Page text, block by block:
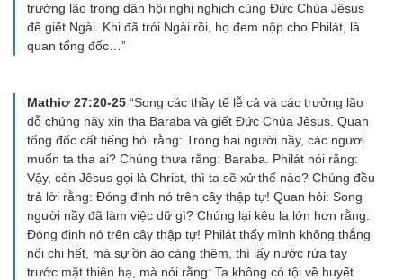
trưởng lão trong dân hội nghị nghịch cùng Đức Chúa Jêsus
để giết Ngài. Khi đã trói Ngài rồi, họ đem nộp cho Philát, là
quan tổng đốc…”
Mathiơ 27:20-25 “Song các thầy tế lễ cả và các trưởng lão
dỗ chúng hãy xin tha Baraba và giết Đức Chúa Jêsus. Quan
tổng đốc cất tiếng hỏi rằng: Trong hai người nầy, các ngươi
muốn ta tha ai? Chúng thưa rằng: Baraba. Philát nói rằng:
Vậy, còn Jêsus gọi là Christ, thì ta sẽ xử thế nào? Chúng đều
trả lời rằng: Đóng đinh nó trên cây thập tự! Quan hỏi: Song
người nầy đã làm việc dữ gì? Chúng lại kêu la lớn hơn rằng:
Đóng đinh nó trên cây thập tự! Philát thấy mình không thắng
nổi chi hết, mà sự ồn ào càng thêm, thì lấy nước rửa tay
trước mặt thiên hạ, mà nói rằng: Ta không có tội về huyết